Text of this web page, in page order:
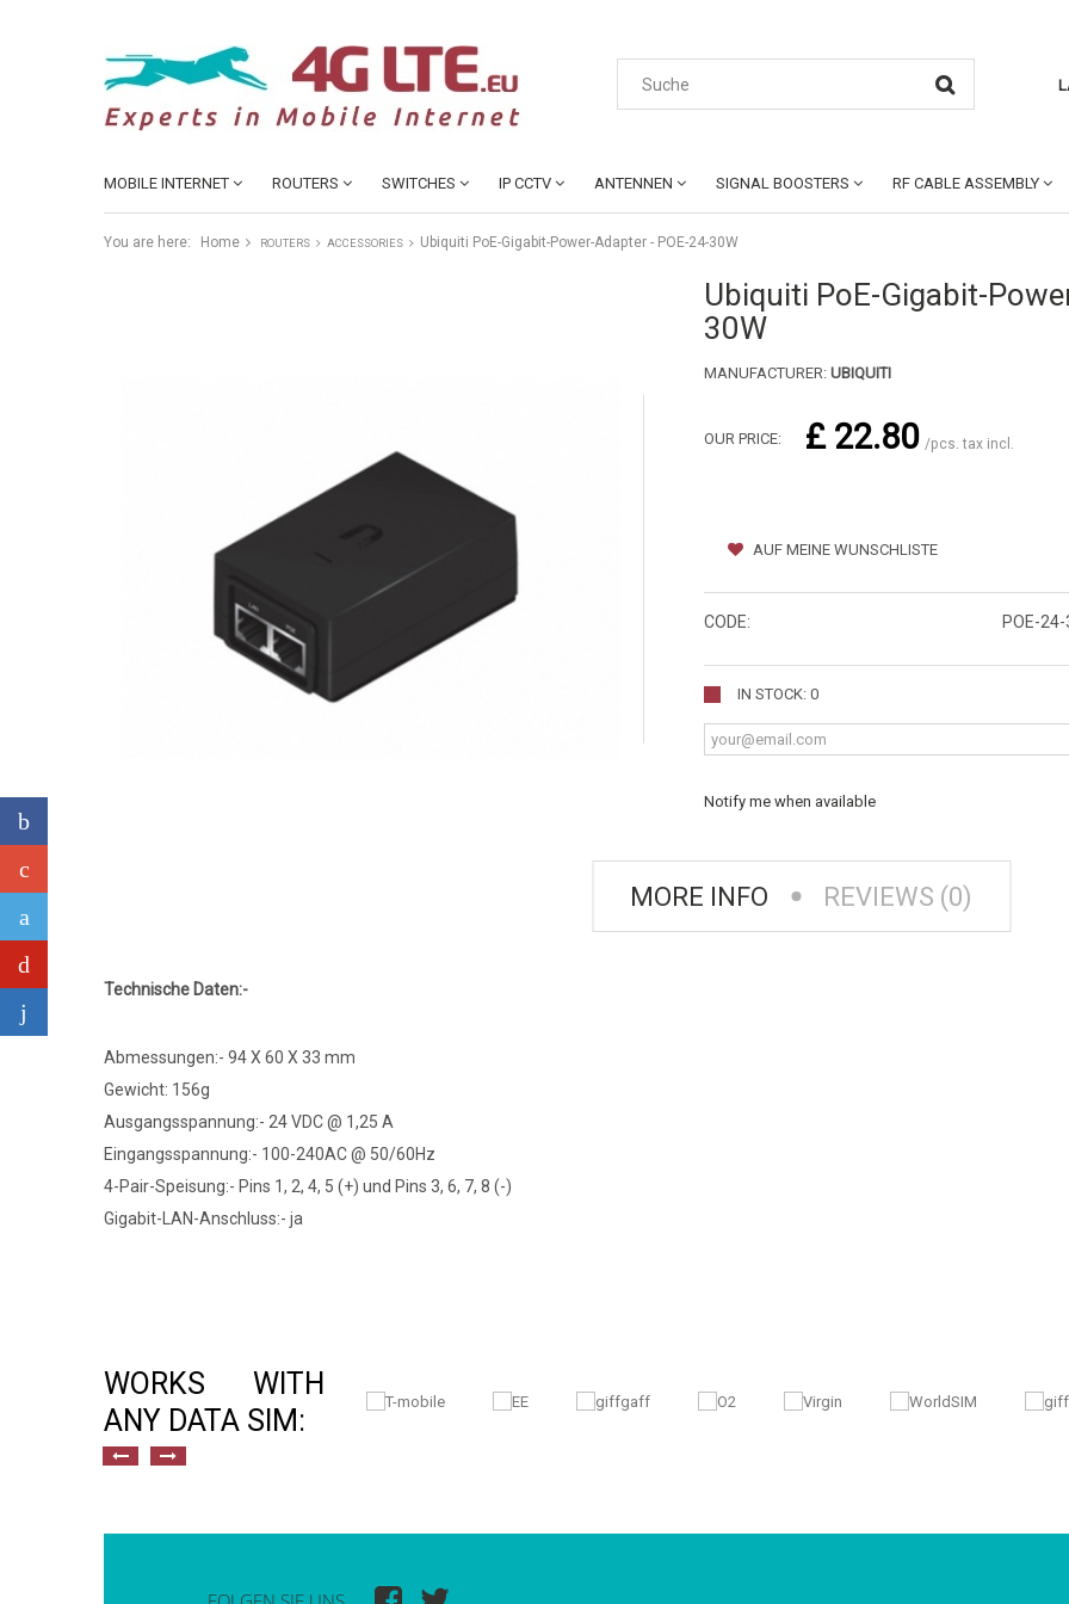
MOBILE INTERNET ROUTERS SWITCHES IP CCTV ANTENNEN SIGNAL BOOSTERS RF CABLE ASSEMBLY
You are here: Home ROUTERS ACCESSORIES Ubiquiti PoE-Gigabit-Power-Adapter - POE-24-30W
Ubiquiti PoE-Gigabit-
30W
MANUFACTURER: UBIQUITI
OUR PRICE: £ 22.80 /pcs. tax incl.
AUF MEINE WUNSCHLISTE
CODE: POE-
IN STOCK: 0
Notify me when available
MORE INFO REVIEWS (0)
Technische Daten:-
Abmessungen:- 94 X 60 X 33 mm
Gewicht: 156g
Ausgangsspannung:- 24 VDC @ 1,25 A
Eingangsspannung:- 100-240AC @ 50/60Hz
4-Pair-Speisung:- Pins 1, 2, 4, 5 (+) und Pins 3, 6, 7, 8 (-)
Gigabit-LAN-Anschluss:- ja
WORKS WITH
ANY DATA SIM: